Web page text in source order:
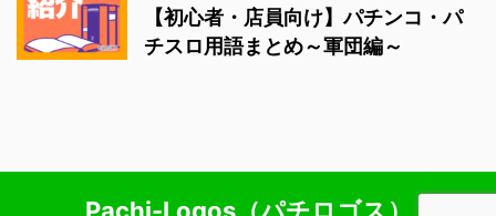
【初心者・店員向け】パチンコ・パ
チスロ用語まとめ～軍団編～